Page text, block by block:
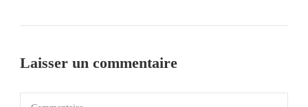
Laisser un commentaire